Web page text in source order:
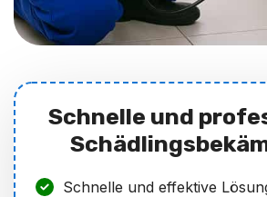
Schnelle und
Schnelle und effektive